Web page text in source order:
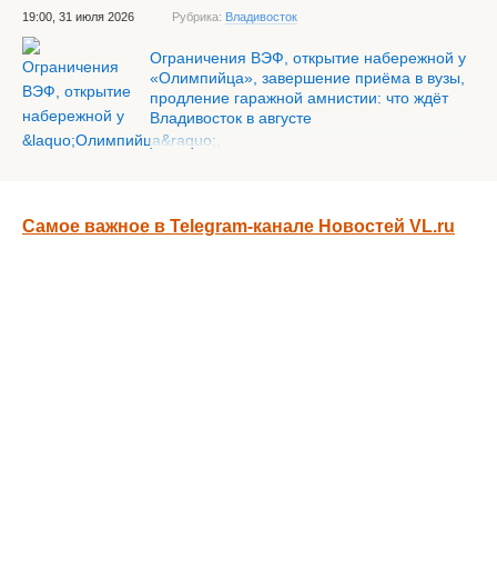
19:00, 31 июля 2026 Рубрика: Владивосток
Ограничения ВЭФ, открытие набережной у
«Олимпийца», завершение приёма в вузы,
продление гаражной амнистии: что ждёт
Владивосток в августе
Самое важное в Telegram-канале Новостей VL.ru